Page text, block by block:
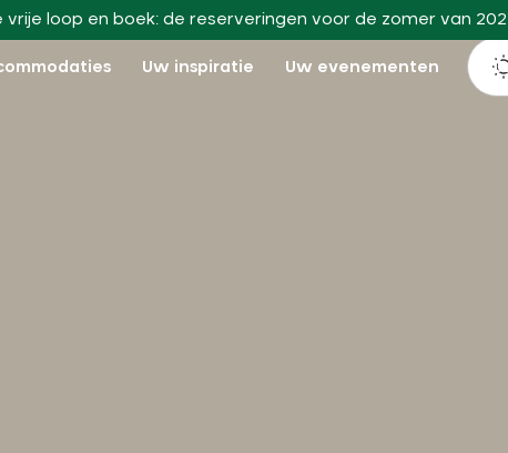
loop en boek: de reserveringen voor de zomer van
Uw inspiratie Uw evenementen